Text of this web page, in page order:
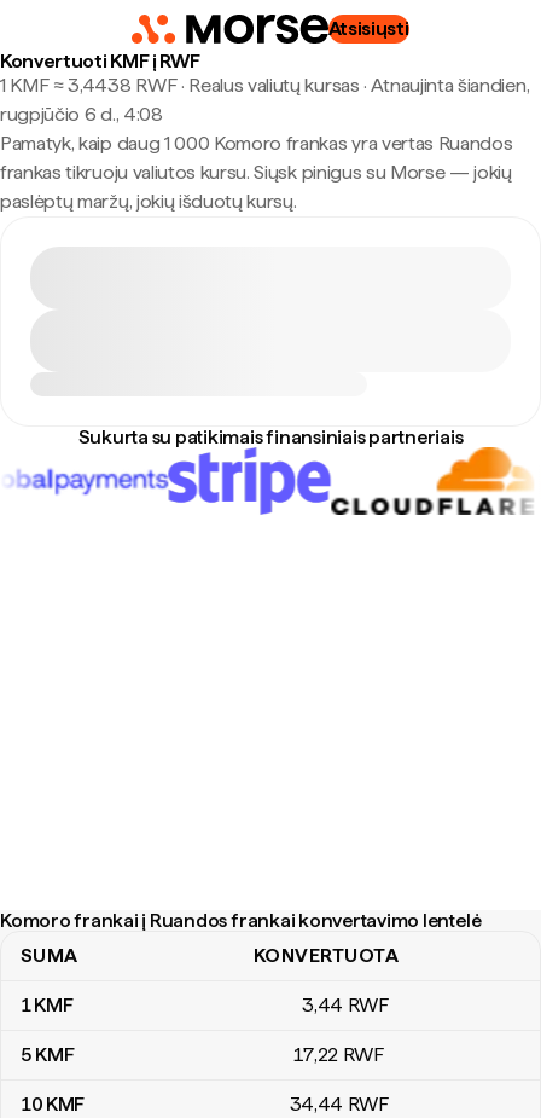
Atsisiųsti
Konvertuoti KMF į RWF
1 KMF ≈ 3,4438 RWF · Realus valiutų kursas · Atnaujinta šiandien,
rugpjūčio 6 d., 4:08
Pamatyk, kaip daug 1 000 Komoro frankas yra vertas Ruandos
frankas tikruoju valiutos kursu. Siųsk pinigus su Morse — jokių
paslėptų maržų, jokių išduotų kursų.
Sukurta su patikimais finansiniais partneriais
Komoro frankai į Ruandos frankai konvertavimo lentelė
Komoro frankai į Ruandos frankai konvertavimo lentelė
SUMA KONVERTUOTA
1KMF 3,44 RWF
5 KMF 17,22 RWF
10 KMF 34,44 RWF